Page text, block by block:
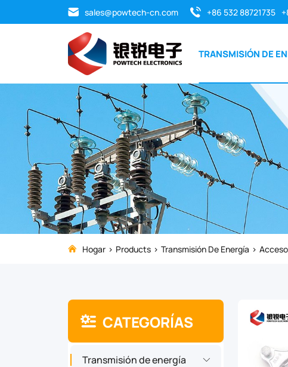
sales@powtech-cn.com +86 532 88721735
TRANSMISIÓN DE
Accesorios
Hogar Products Transmisión De Energía
CATEGORÍAS
Transmisión de energía